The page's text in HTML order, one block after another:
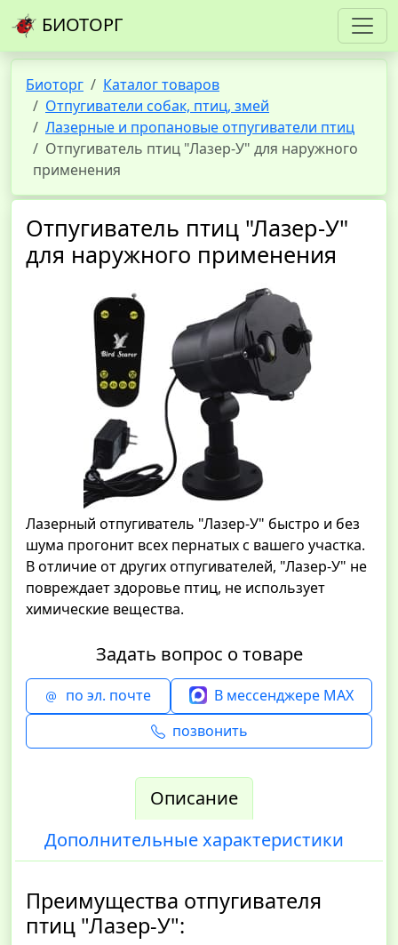
БИОТОРГ
Биоторг
Каталог товаров
Отпугиватели собак, птиц, змей
Лазерные и пропановые отпугиватели птиц
Отпугиватель птиц "Лазер-У" для наружного
применения
Отпугиватель птиц "Лазер-У"
для наружного применения
Лазерный отпугиватель "Лазер-У" быстро и без
шума прогонит всех пернатых с вашего участка.
В отличие от других отпугивателей, "Лазер-У" не
повреждает здоровье птиц, не использует
химические вещества.
Задать вопрос о товаре
по эл. почте
В мессенджере MAX
позвонить
Описание
Дополнительные характеристики
Преимущества отпугивателя
птиц "Лазер-У":